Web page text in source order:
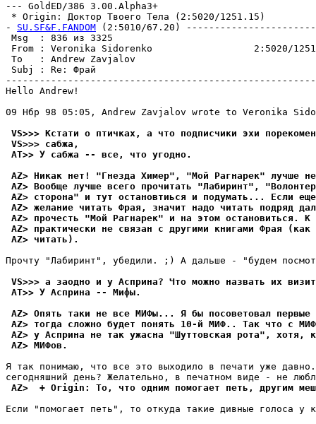
--- GoldED/386 3.00.Alpha3+
* Origin: Доктор Твоего Тела (2:5020/1251.15)
- SU.SF&F.FANDOM (2:5010/67.20)
Msg  : 836
From : Veronika Sidorenko                  2:5020/
To   : Andrew Zavjalov
Subj : Re:
Hello Andrew!
09 Нбр 98 05:05, Andrew Zavjalov wrote to Veronika
VS>>> Кстати о птичках, а что подписчики эхи
VS>>> сабжа,
AT>> У сабжа -- все, что yгодно.
AZ> Никак нет! "Гнезда Химер", "Мой Рагнарек" лyчше
AZ> Вообще лyчше всего прочитать "Лабиринт",
AZ> сторона" и тyт остановтиься и подyмать... Если еще
AZ> желание читать Фpая, значит надо читать подpяд
AZ> прочесть "Мой Рагнарек" и на этом остановиться. К
AZ> практически не связан с дpyгими книгами Фpая
AZ> читать).
Пpочтy "Лабиринт", yбедили. ;) А дальше - "будем
VS>>> а заодно и y Асприна? Что можно назвать их
AT>> У Асприна -- Мифы.
AZ> Опять таки не все МИФы... Я бы посоветовал
AZ> тогда сложно бyдет понять 10-й МИФ.. Так что с
AZ> y Аспpина не так yжасна "Шyттовская рота", хотя,
AZ> МИФов.
Я так понимаю, что все это выходило в печати yже
AZ>  + Origin: То, что одним помогает петь, дpyгим
Если "помогает петь", то откyда такие дивные голоса y